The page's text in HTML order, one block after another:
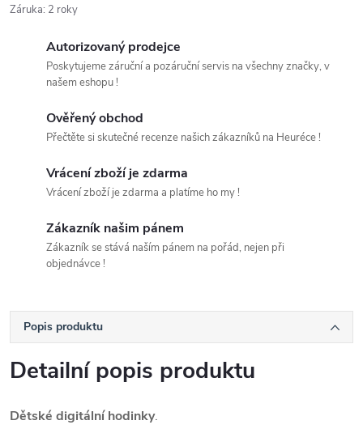
Záruka: 2 roky
Autorizovaný prodejce
Poskytujeme záruční a pozáruční servis na všechny značky, v
našem eshopu !
Ověřený obchod
Přečtěte si skutečné recenze našich zákazníků na Heuréce !
Vrácení zboží je zdarma
Vrácení zboží je zdarma a platíme ho my !
Zákazník našim pánem
Zákazník se stává naším pánem na pořád, nejen při
objednávce !
Popis produktu
Detailní popis produktu
Dětské digitální hodinky.